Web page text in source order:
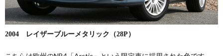
2004 レイザーブルーメタリック（28P）